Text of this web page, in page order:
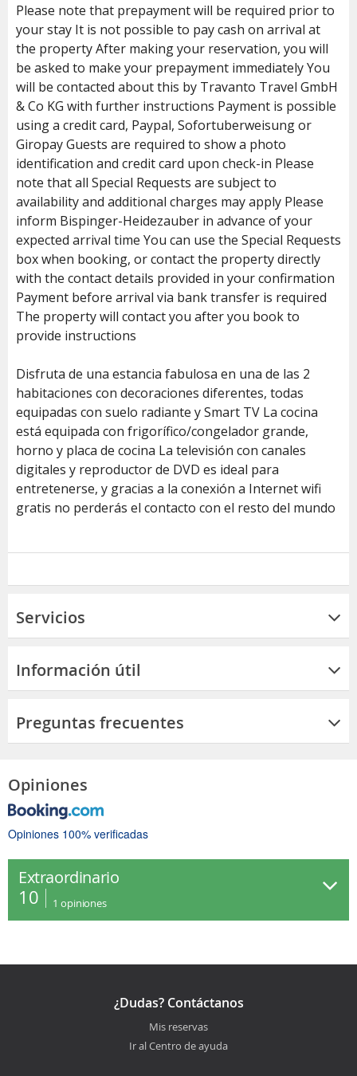
Please note that prepayment will be required prior to
your stay It is not possible to pay cash on arrival at
the property After making your reservation, you will
be asked to make your prepayment immediately You
will be contacted about this by Travanto Travel GmbH
& Co KG with further instructions Payment is possible
using a credit card, Paypal, Sofortuberweisung or
Giropay Guests are required to show a photo
identification and credit card upon check-in Please
note that all Special Requests are subject to
availability and additional charges may apply Please
inform Bispinger-Heidezauber in advance of your
expected arrival time You can use the Special Requests
box when booking, or contact the property directly
with the contact details provided in your confirmation
Payment before arrival via bank transfer is required
The property will contact you after you book to
provide instructions
Disfruta de una estancia fabulosa en una de las 2
habitaciones con decoraciones diferentes, todas
equipadas con suelo radiante y Smart TV La cocina
está equipada con frigorífico/congelador grande,
horno y placa de cocina La televisión con canales
digitales y reproductor de DVD es ideal para
entretenerse, y gracias a la conexión a Internet wifi
gratis no perderás el contacto con el resto del mundo
Servicios
Información útil
Preguntas frecuentes
Opiniones
Opiniones 100% verificadas
Extraordinario
10 1 opiniones
¿Dudas? Contáctanos
Mis reservas
Ir al Centro de ayuda